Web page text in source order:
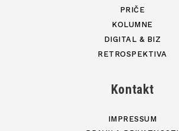
PRIČE
KOLUMNE
DIGITAL & BIZ
RETROSPEKTIVA
Kontakt
IMPRESSUM